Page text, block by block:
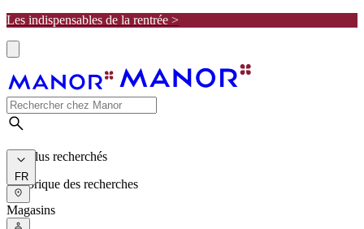
Les indispensables de la rentrée >
Les plus recherchés
Historique des recherches
FR
Magasins